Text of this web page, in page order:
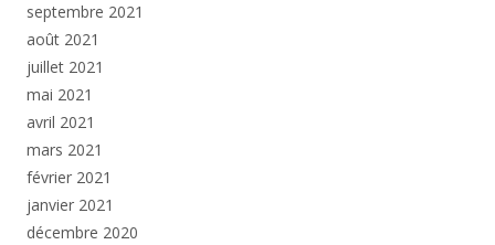
septembre 2021
août 2021
juillet 2021
mai 2021
avril 2021
mars 2021
février 2021
janvier 2021
décembre 2020